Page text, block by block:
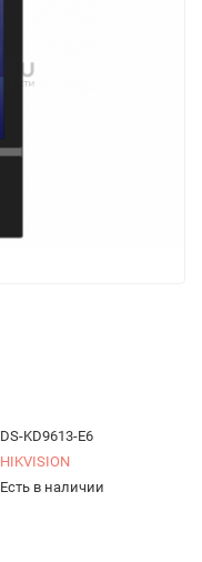
DS-KD9613-E6
HIKVISION
Есть в наличии